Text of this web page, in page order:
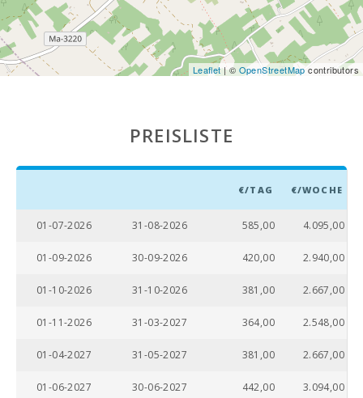
Leaflet | © OpenStreetMapcontributors
PREISLISTE
€/TAG €/WOCHE
01-07-2026 31-08-2026 585,00 4.095,00
01-09-2026 30-09-2026 420,00 2.940,00
01-10-2026 31-10-2026 381,00 2.667,00
01-11-2026 31-03-2027 364,00 2.548,00
01-04-2027 31-05-2027 381,00 2.667,00
01-06-2027 30-06-2027 442,00 3.094,00